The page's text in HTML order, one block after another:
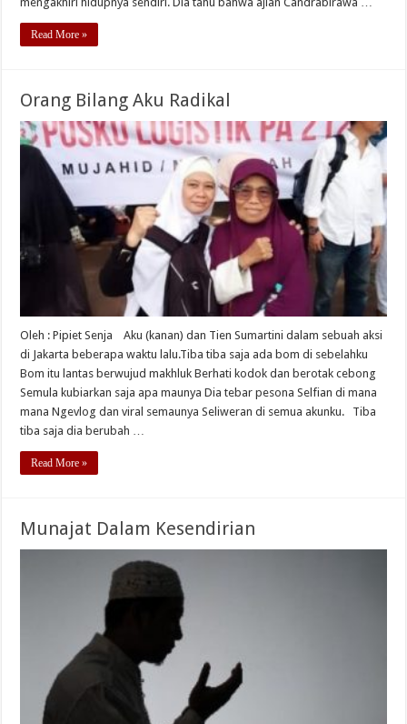
Read More »
Orang Bilang Aku Radikal
Oleh : Pipiet Senja Aku (kanan) dan Tien Sumartini dalam sebuah aksi
di Jakarta beberapa waktu lalu.Tiba tiba saja ada bom di sebelahku
Bom itu lantas berwujud makhluk Berhati kodok dan berotak cebong
Semula kubiarkan saja apa maunya Dia tebar pesona Selfian di mana
mana Ngevlog dan viral semaunya Seliweran di semua akunku. Tiba
tiba saja dia berubah …
Read More »
Munajat Dalam Kesendirian